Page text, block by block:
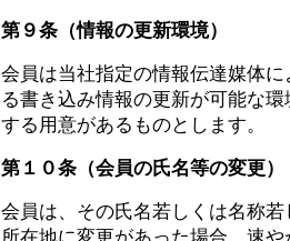
第９条（情報の更新環境）
会員は当社指定の情報伝達媒体
る書き込み情報の更新が可能な
する用意があるものとします。
第１０条（会員の氏名等の変更）
会員は、その氏名若しくは名称